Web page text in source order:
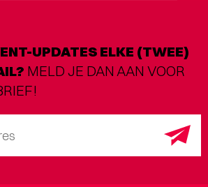
UPDATES ELKE (TWEE)
MELD JE DAN AAN VOOR